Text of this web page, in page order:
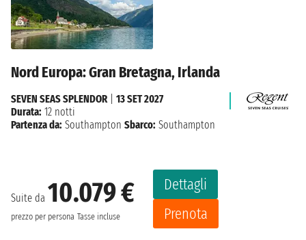
Nord Europa: Gran Bretagna, Irlanda
Suite da 10.079 €
prezzo per persona Tasse incluse
Dettagli
Prenota
SEVEN SEAS SPLENDOR| 13 SET 2027
Durata: 12 notti
Partenza da: Southampton Sbarco: Southampton